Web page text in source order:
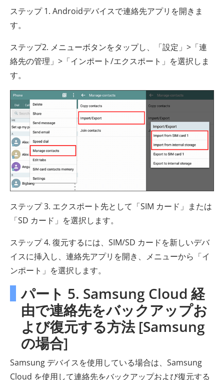
ステップ 1. Androidデバイスで連絡先アプリを開きま
す。
ステップ2. メニューボタンをタップし、「設定」>「連
絡先の管理」>「インポート/エクスポート」を選択しま
す。
ステップ 3. エクスポート先として「SIM カード」または
「SD カード」を選択します。
ステップ 4. 復元するには、SIM/SD カードを新しいデバ
イスに挿入し、連絡先アプリを開き、メニューから「イ
ンポート」を選択します。
パート 5. Samsung Cloud 経
由で連絡先をバックアップお
よび復元する方法 [Samsung
の場合]
Samsung デバイスを使用している場合は、Samsung
Cloud を使用して連絡先をバックアップおよび復元する